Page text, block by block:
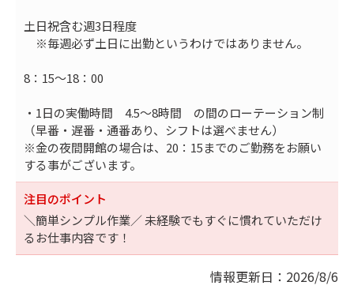
土日祝含む週3日程度
※毎週必ず土日に出勤というわけではありません。
8：15～18：00
・1日の実働時間 4.5～8時間 の間のローテーション制
（早番・遅番・通番あり、シフトは選べません）
※金の夜間開館の場合は、20：15までのご勤務をお願い
する事がございます。
注目のポイント
＼簡単シンプル作業／ 未経験でもすぐに慣れていただけ
るお仕事内容です！
情報更新日：2026/8/6